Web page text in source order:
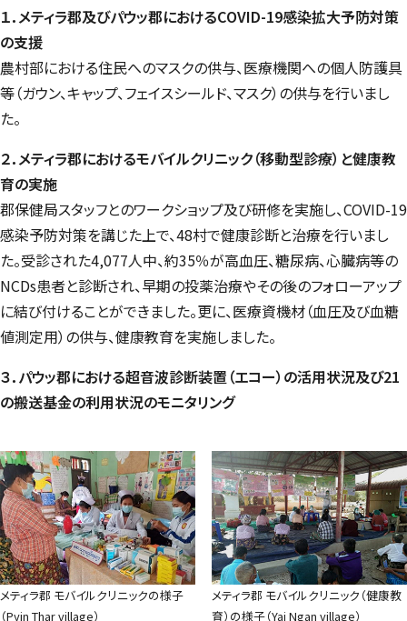
１．メティラ郡及びパウッ郡におけるCOVID-19感染拡大予防対策
の支援
農村部における住民へのマスクの供与、医療機関への個人防護具
等（ガウン、キャップ、フェイスシールド、マスク）の供与を行いまし
た。
２．メティラ郡におけるモバイルクリニック（移動型診療）と健康教
育の実施
郡保健局スタッフとのワークショップ及び研修を実施し、COVID-19
感染予防対策を講じた上で、48村で健康診断と治療を行いまし
た。受診された4,077人中、約35％が高血圧、糖尿病、心臓病等の
NCDs患者と診断され、早期の投薬治療やその後のフォローアップ
に結び付けることができました。更に、医療資機材（血圧及び血糖
値測定用）の供与、健康教育を実施しました。
３．パウッ郡における超音波診断装置（エコー）の活用状況及び21
の搬送基金の利用状況のモニタリング
メティラ郡 モバイルクリニックの様子
（Pyin Thar village）
メティラ郡 モバイルクリニック（健康教
育）の様子（Yai Ngan village）